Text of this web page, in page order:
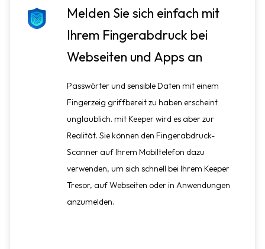
Melden Sie sich einfach mit
Ihrem Fingerabdruck bei
Webseiten und Apps an
Passwörter und sensible Daten mit einem
Fingerzeig griffbereit zu haben erscheint
unglaublich. mit Keeper wird es aber zur
Realität. Sie können den Fingerabdruck-
Scanner auf Ihrem Mobiltelefon dazu
verwenden, um sich schnell bei Ihrem Keeper
Tresor, auf Webseiten oder in Anwendungen
anzumelden.